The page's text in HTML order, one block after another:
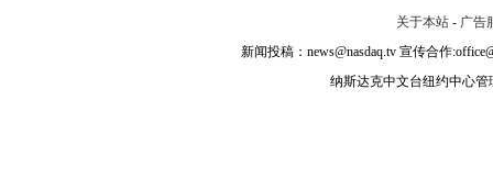
关于本站 - 广告
新闻投稿：news@nasdaq.tv 宣传合作
纳斯达克中文台纽约中心管